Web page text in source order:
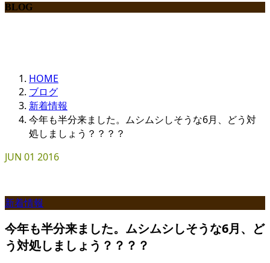
BLOG
HOME
ブログ
新着情報
今年も半分来ました。ムシムシしそうな6月、どう対
処しましょう？？？？
JUN 01 2016
新着情報
今年も半分来ました。ムシムシしそうな6月、ど
う対処しましょう？？？？